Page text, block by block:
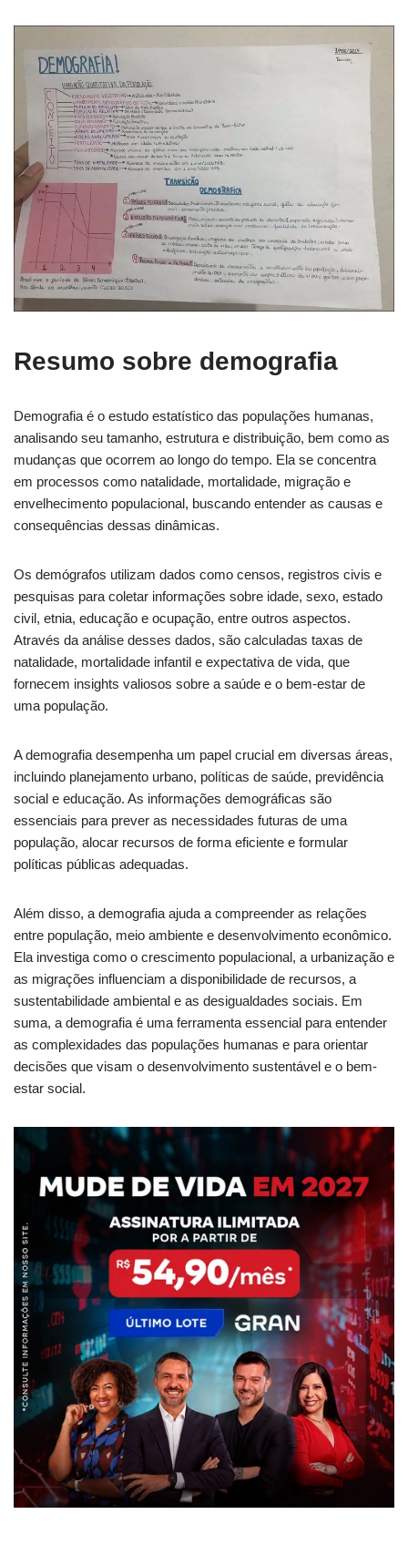
Resumo sobre demografia
Demografia é o estudo estatístico das populações humanas,
analisando seu tamanho, estrutura e distribuição, bem como as
mudanças que ocorrem ao longo do tempo. Ela se concentra
em processos como natalidade, mortalidade, migração e
envelhecimento populacional, buscando entender as causas e
consequências dessas dinâmicas.
Os demógrafos utilizam dados como censos, registros civis e
pesquisas para coletar informações sobre idade, sexo, estado
civil, etnia, educação e ocupação, entre outros aspectos.
Através da análise desses dados, são calculadas taxas de
natalidade, mortalidade infantil e expectativa de vida, que
fornecem insights valiosos sobre a saúde e o bem-estar de
uma população.
A demografia desempenha um papel crucial em diversas áreas,
incluindo planejamento urbano, políticas de saúde, previdência
social e educação. As informações demográficas são
essenciais para prever as necessidades futuras de uma
população, alocar recursos de forma eficiente e formular
políticas públicas adequadas.
Além disso, a demografia ajuda a compreender as relações
entre população, meio ambiente e desenvolvimento econômico.
Ela investiga como o crescimento populacional, a urbanização e
as migrações influenciam a disponibilidade de recursos, a
sustentabilidade ambiental e as desigualdades sociais. Em
suma, a demografia é uma ferramenta essencial para entender
as complexidades das populações humanas e para orientar
decisões que visam o desenvolvimento sustentável e o bem-
estar social.